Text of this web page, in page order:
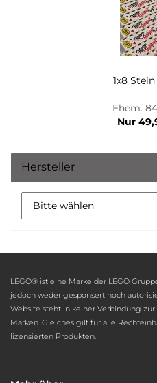
1x8
Ehem.
Nur
Hersteller
LEGO® ist eine Marke der LEGO
jedoch weder gesponsert noch
Website steht in keiner Verbindung
Marken. Gleiches gilt für alle
lizensierten Produkten.